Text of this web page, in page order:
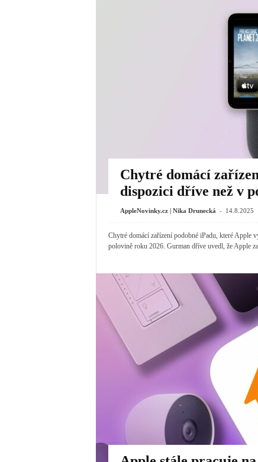
Chytré domácí
dispozici dříve než v
AppleNovinky.cz | Nika Drunecká - 14.8.2025
Chytré domácí zařízení podobné iPadu, které Apple
polovině roku 2026. Gurman dříve uvedl, že Apple